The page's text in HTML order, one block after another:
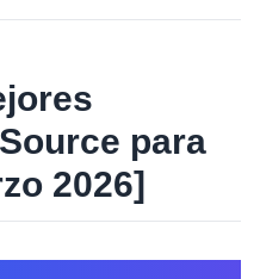
para
2026]